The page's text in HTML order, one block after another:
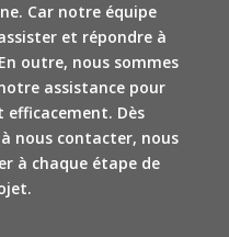
Car notre équipe
et répondre à
outre, nous sommes
assistance pour
Dès
nous contacter, nous
à chaque étape de